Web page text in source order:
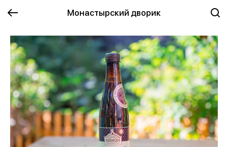
Монастырский дворик